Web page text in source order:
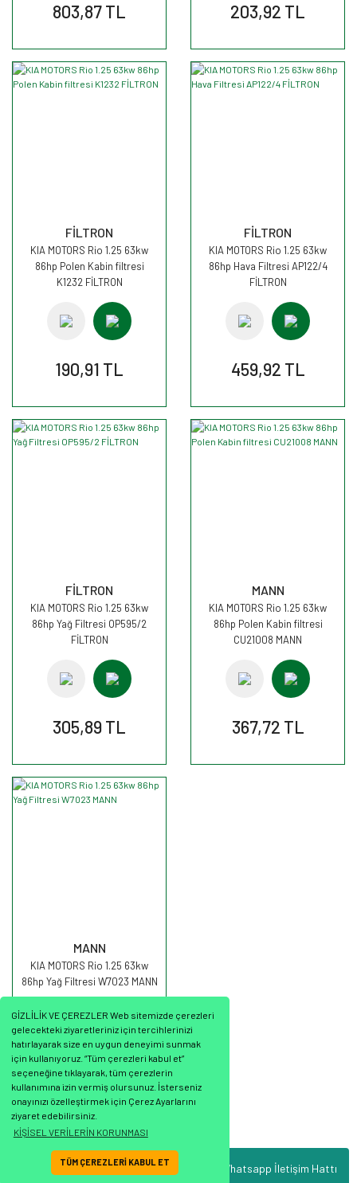
GİZLİLİK VE ÇEREZLER Web sitemizde çerezleri
gelecekteki ziyaretleriniz için tercihlerinizi
hatırlayarak size en uygun deneyimi sunmak
için kullanıyoruz. “Tüm çerezleri kabul et”
seçeneğine tıklayarak, tüm çerezlerin
kullanımına izin vermiş olursunuz. İsterseniz
onayınızı özelleştirmek için Çerez Ayarlarını
ziyaret edebilirsiniz.
KİŞİSEL VERİLERİN KORUNMASI
TÜM ÇEREZLERİ KABUL ET Whatsapp İletişim Hattı
803,87 TL 203,92 TL
FİLTRON
KIA MOTORS Rio 1.25 63kw
86hp Polen Kabin filtresi
K1232 FİLTRON
190,91 TL
FİLTRON
KIA MOTORS Rio 1.25 63kw
86hp Hava Filtresi AP122/4
FİLTRON
459,92 TL
FİLTRON
KIA MOTORS Rio 1.25 63kw
86hp Yağ Filtresi OP595/2
FİLTRON
305,89 TL
MANN
KIA MOTORS Rio 1.25 63kw
86hp Polen Kabin filtresi
CU21008 MANN
367,72 TL
MANN
KIA MOTORS Rio 1.25 63kw
86hp Yağ Filtresi W7023 MANN
360,43 TL